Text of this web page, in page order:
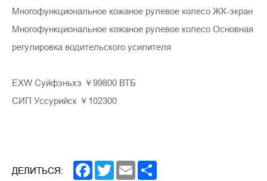
Многофункциональное кожаное рулевое колесо ЖК-экран
Многофункциональное кожаное рулевое колесо Основная
регулировка водительского усилителя
EXW Суйфэньхэ ￥99800 ВТБ
СИП Уссурийск ￥102300
ДЕЛИТЬСЯ: Facebook
TwitterEmail